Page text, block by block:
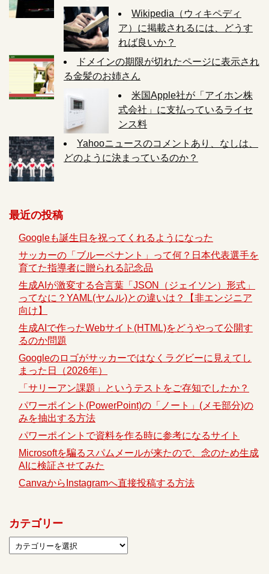
Wikipedia（ウィキペディ
ア）に掲載されるには、どうす
れば良いか？
ドメインの期限が切れたページに表示され
る金髪のお姉さん
米国Apple社が「アイホン株
式会社」に支払っているライセ
ンス料
Yahooニュースのコメントあり、なしは、
どのように決まっているのか？
最近の投稿
Googleも誕生日を祝ってくれるようになった
サッカーの「ブルーペナント」って何？日本代表選手を
育てた指導者に贈られる記念品
生成AIが激変する合言葉「JSON（ジェイソン）形式」
ってなに？YAML(ヤムル)との違いは？【非エンジニア
向け】
生成AIで作ったWebサイト(HTML)をどうやって公開す
るのか問題
Googleのロゴがサッカーではなくラグビーに見えてし
まった日（2026年）
「サリーアン課題」というテストをご存知でしたか？
パワーポイント(PowerPoint)の「ノート」(メモ部分)の
みを抽出する方法
パワーポイントで資料を作る時に参考になるサイト
Microsoftを騙るスパムメールが来たので、念のため生成
AIに検証させてみた
CanvaからInstagramへ直接投稿する方法
カテゴリー